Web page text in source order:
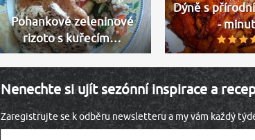
Pohankové zeleninové
rizoto s kuřecím…
Dýně s
-
Nenechte si ujít sezónní inspirace a
Zaregistrujte se k odběru newsletteru a my vám každý